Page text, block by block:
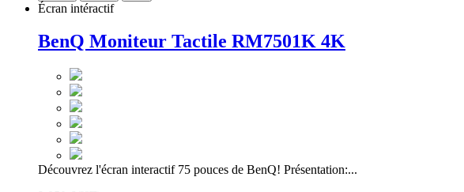
Écran intéractif
BenQ Moniteur Tactile RM7501K 4K
Découvrez l'écran interactif 75 pouces de BenQ! Présentation:...